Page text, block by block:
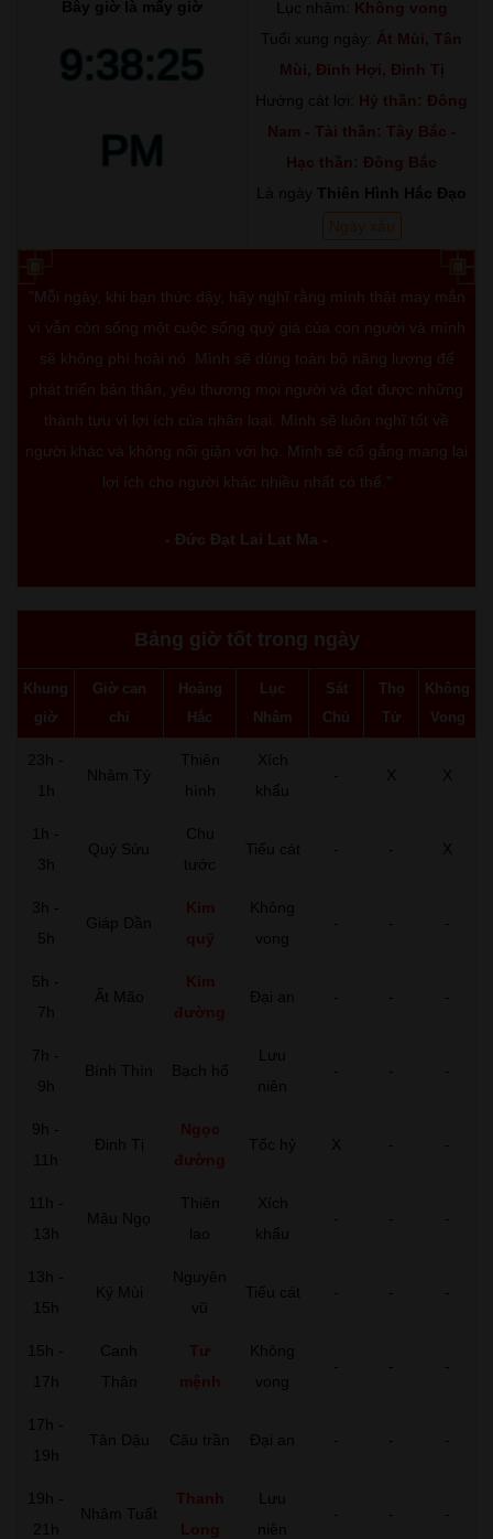
Bây giờ là mấy giờ
9:38:26
PM
Lục nhâm: Không vong
Tuổi xung ngày: Ất Mùi, Tân
Mùi, Đinh Hợi, Đinh Tị
Hướng cát lợi: Hỷ thần: Đông
Nam - Tài thần: Tây Bắc -
Hạc thần: Đông Bắc
Là ngày Thiên Hình Hắc Đạo
Ngày xấu
"Mỗi ngày, khi bạn thức dậy, hãy nghĩ rằng mình thật may mắn
vì vẫn còn sống một cuộc sống quý giá của con người và mình
sẽ không phí hoài nó. Mình sẽ dùng toàn bộ năng lượng để
phát triển bản thân, yêu thương mọi người và đạt được những
thành tựu vì lợi ích của nhân loại. Mình sẽ luôn nghĩ tốt về
người khác và không nổi giận với họ. Mình sẽ cố gắng mang lại
lợi ích cho người khác nhiều nhất có thể."
- Đức Đạt Lai Lạt Ma -
Bảng giờ tốt trong ngày
Khung
giờ
Giờ can
chi
Hoàng
Hắc
Lục
Nhâm
Sát
Chủ
Thọ
Tử
Không
Vong
23h -
1h
Nhâm Tý
Thiên
hình
Xích
khẩu
- X X
1h -
3h
Quý Sửu
Chu
tước
Tiểu cát - - X
3h -
5h
Giáp Dần
Kim
quỹ
Không
vong
- - -
5h -
7h
Ất Mão
Kim
đường
Đại an - - -
7h -
9h
Bính Thìn Bạch hổ
Lưu
niên
- - -
9h -
11h
Đinh Tị
Ngọc
đường
Tốc hỷ X - -
11h -
13h
Mậu Ngọ
Thiên
lao
Xích
khẩu
- - -
13h -
15h
Kỷ Mùi
Nguyên
vũ
Tiểu cát - - -
15h -
17h
Canh
Thân
Tư
mệnh
Không
vong
- - -
17h -
19h
Tân Dậu Câu trần Đại an - - -
19h -
21h
Nhâm Tuất
Thanh
Long
Lưu
niên
- - -